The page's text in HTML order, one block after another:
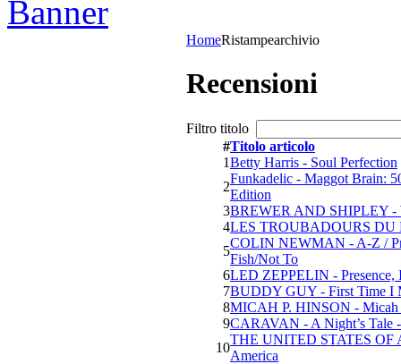
HomeRistampearchivio
Recensioni
Filtro titolo
#Titolo articolo
1Betty Harris - Soul Perfection
2
Funkadelic - Maggot Brain:
Edition
3BREWER AND SHIPLEY -
4LES TROUBADOURS DU
5
COLIN NEWMAN - A-Z /
Fish/Not To
6LED ZEPPELIN - Presence,
7BUDDY GUY - First Time I
8MICAH P. HINSON - Micah
9CARAVAN - A Night’s Tale
10
THE UNITED STATES OF
America